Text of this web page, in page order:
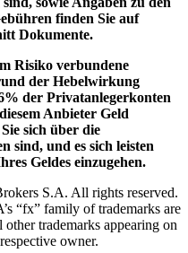
finden Sie auf
Dokumente.
Risiko verbundene
der Hebelwirkung
der Privatanlegerkonten
Anbieter Geld
sich über die
sind, und es sich leisten
Geldes einzugehen.
S.A. All rights reserved.
“fx” family of trademarks are
trademarks appearing on
owner.